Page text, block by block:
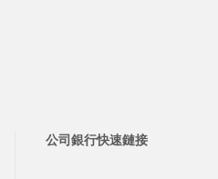
公司銀行快速鏈接